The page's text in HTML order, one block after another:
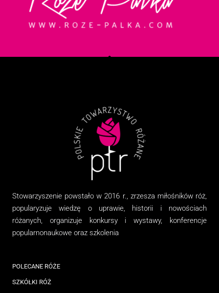
Stowarzyszenie powstało w 2016 r., zrzesza miłośników róż,
popularyzuje wiedzę o uprawie, historii i nowościach
różanych, organizujekonkursy i wystawy, konferencje
popularnonaukowe oraz szkolenia
POLECANE RÓŻE
SZKÓŁKI RÓŻ